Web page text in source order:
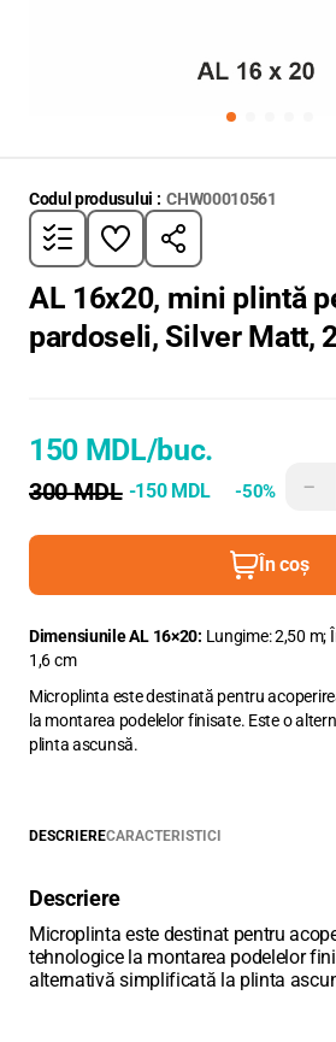
Codul produsului : CHW00010561
AL 16x20, mini plintă
pardoseli, Silver Matt,
150 MDL/buc.
300 MDL -150 MDL -50% −
În coș
Dimensiunile AL 16×20: Lungime: 2,50 m;
1,6 сm
Microplinta este destinată pentru
la montarea podelelor finisate. Este o
plinta ascunsă.
DESCRIERECARACTERISTICI
Descriere
Microplinta este destinat pentru
tehnologice la montarea podelelor
alternativă simplificată la plinta